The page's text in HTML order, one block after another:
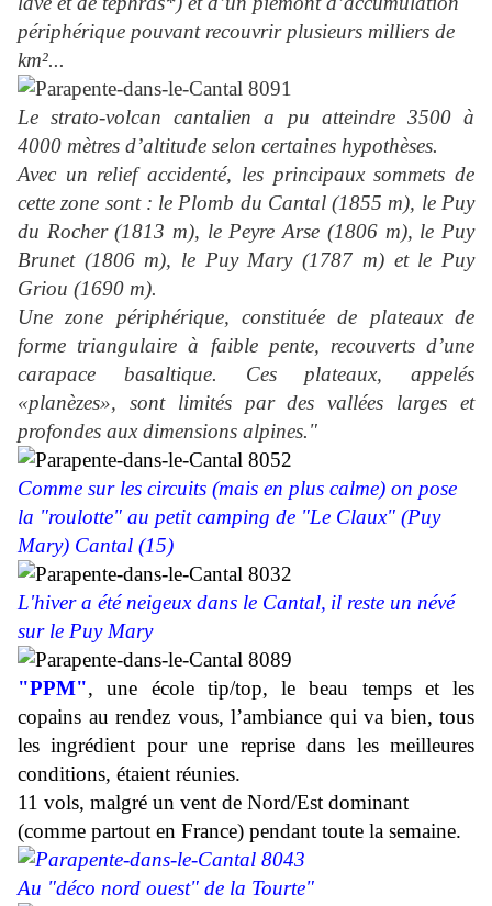
périphérique pouvant recouvrir plusieurs milliers de
km²...
Le strato-volcan cantalien a pu atteindre 3500 à
4000 mètres d’altitude selon certaines hypothèses.
Avec un relief accidenté, les principaux sommets de
cette zone sont : le Plomb du Cantal (1855 m), le Puy
du Rocher (1813 m), le Peyre Arse (1806 m), le Puy
Brunet (1806 m), le Puy Mary (1787 m) et le Puy
Griou (1690 m).
Une zone périphérique, constituée de plateaux de
forme triangulaire à faible pente, recouverts d’une
carapace basaltique. Ces plateaux, appelés
«planèzes», sont limités par des vallées larges et
profondes aux dimensions alpines."
Comme sur les circuits (mais en plus calme) on pose
la "roulotte" au petit camping de "Le Claux" (Puy
Mary) Cantal (15)
L'hiver a été neigeux dans le Cantal, il reste un névé
sur le Puy Mary
"PPM", une école tip/top, le beau temps et les
copains au rendez vous, l’ambiance qui va bien, tous
les ingrédient pour une reprise dans les meilleures
conditions, étaient réunies.
11 vols, malgré un vent de Nord/Est dominant
(comme partout en France) pendant toute la semaine.
Au "déco nord ouest" de la Tourte"